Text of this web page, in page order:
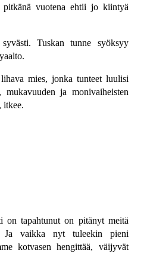
pitkänä vuotena ehtii jo kiintyä
Tuskan tunne syöksyy
mies, jonka tunteet luulisi
mukavuuden ja monivaiheisten
itkee.
on tapahtunut on pitänyt meitä
Ja vaikka nyt tuleekin pieni
kotvasen hengittää, väijyvät